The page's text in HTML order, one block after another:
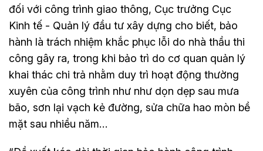
đối với công trình giao thông, Cục trưởng Cục
Kinh tế - Quản lý đầu tư xây dựng cho biết, bảo
hành là trách nhiệm khắc phục lỗi do nhà thầu thi
công gây ra, trong khi bảo trì do cơ quan quản lý
khai thác chi trả nhằm duy trì hoạt động thường
xuyên của công trình như như dọn dẹp sau mưa
bão, sơn lại vạch kẻ đường, sửa chữa hao mòn bề
mặt sau nhiều năm…